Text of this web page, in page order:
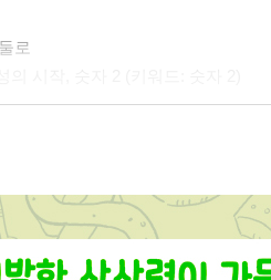
로
균형을 맞춰라! (키워드: 균형 저울)
쇼미더라이프!
데이터를 기록하라! (키워드: 라이